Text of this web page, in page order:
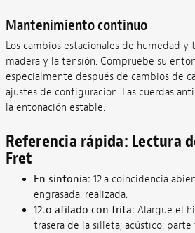
Mantenimiento continuo
Los cambios estacionales de humedad
madera y la tensión. Compruebe su
especialmente después de cambios de
ajustes de configuración. Las cuerdas
la entonación estable.
Referencia rápida: Lectura
Fret
En sintonía: 12.a coincidencia
engrasada: realizada.
12.o afilado con frita: Alargue el
trasera de la silleta; acústico: